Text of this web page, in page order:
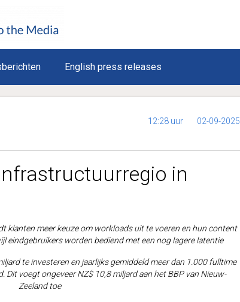
English press releases
12:28 uur 02-09-2025
in
klanten meer keuze om workloads uit te voeren en hun content
eindgebruikers worden bediend met een nog lagere latentie
te investeren en jaarlijks gemiddeld meer dan 1.000 fulltime
Dit voegt ongeveer NZ$ 10,8 miljard aan het BBP van Nieuw-
Zeeland toe